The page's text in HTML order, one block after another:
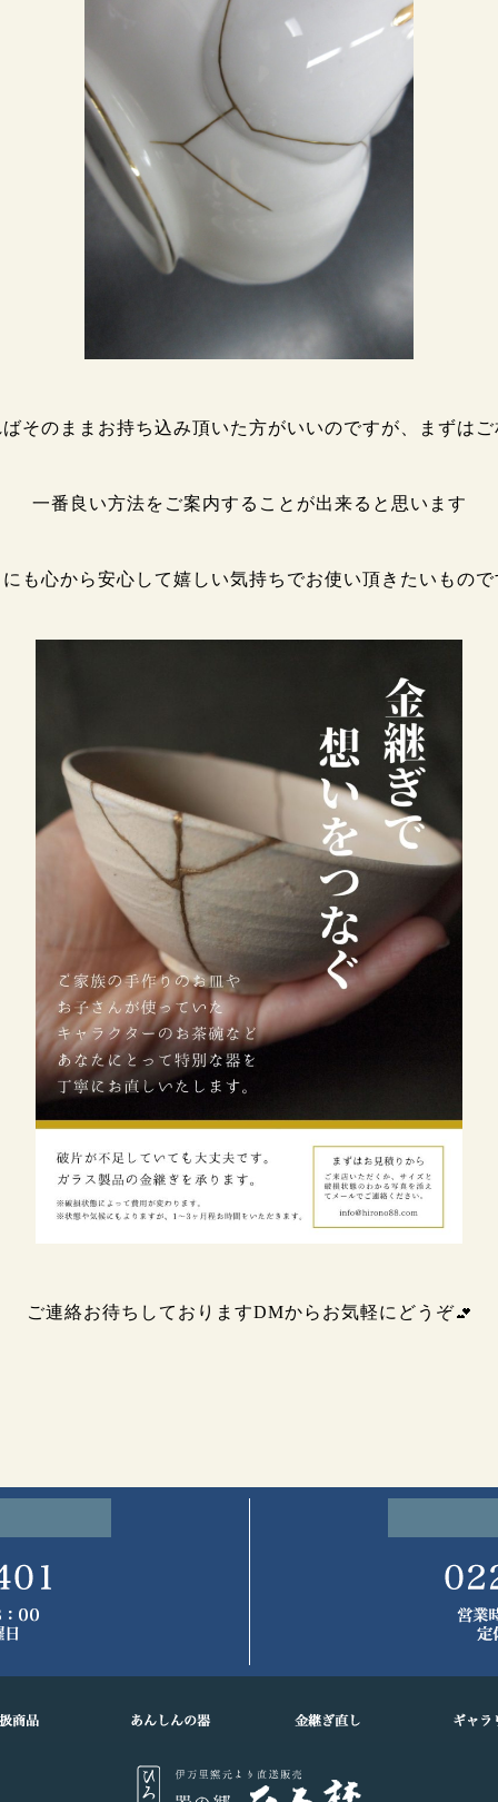
そのままお持ち込み頂いた方がいいのですが、まずはご
一番良い方法をご案内することが出来ると思います
も心から安心して嬉しい気持ちでお使い頂きたいもので
ご連絡お待ちしておりますDMからお気軽にどうぞ